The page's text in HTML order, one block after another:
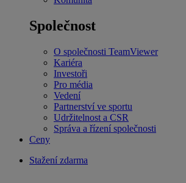
Společnost
O společnosti TeamViewer
Kariéra
Investoři
Pro média
Vedení
Partnerství ve sportu
Udržitelnost a CSR
Správa a řízení společnosti
Ceny
Stažení zdarma